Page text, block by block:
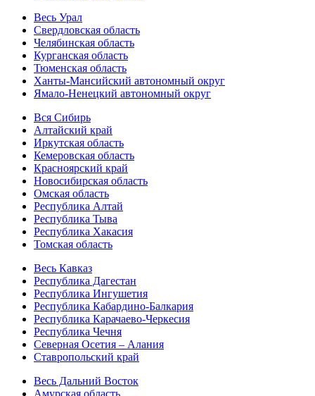
Весь Урал
Свердловская область
Челябинская область
Курганская область
Тюменская область
Ханты-Мансийский автономный округ
Ямало-Ненецкий автономный округ
Вся Сибирь
Алтайский край
Иркутская область
Кемеровская область
Красноярский край
Новосибирская область
Омская область
Республика Алтай
Республика Тыва
Республика Хакасия
Томская область
Весь Кавказ
Республика Дагестан
Республика Ингушетия
Республика Кабардино-Балкария
Республика Карачаево-Черкесия
Республика Чечня
Северная Осетия – Алания
Ставропольский край
Весь Дальний Восток
Амурская область